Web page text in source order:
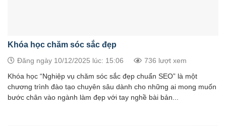
Khóa học chăm sóc sắc đẹp
Đăng ngày 10/12/2025 lúc: 15:06 736 lượt xem
Khóa học “Nghiệp vụ chăm sóc sắc đẹp chuẩn SEO” là một
chương trình đào tạo chuyên sâu dành cho những ai mong muốn
bước chân vào ngành làm đẹp với tay nghề bài bản...